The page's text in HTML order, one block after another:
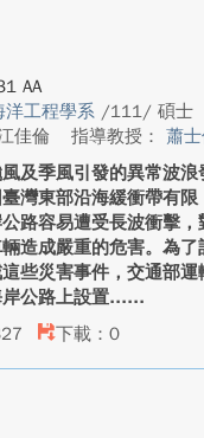
AA
洋工程學系 /111/ 碩士
佳倫
指導教授： 蕭
及季風引發的異常波浪
灣東部沿海緩衝帶有限
路容易遭受長波衝擊，
造成嚴重的危害。為了
些災害事件，交通部運
公路上設置...
下載：0